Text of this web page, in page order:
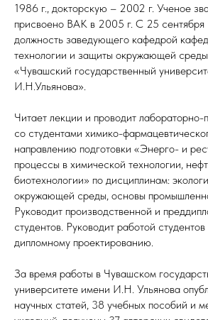
1986 г., докторскую – 2002 г. Ученое
присвоено ВАК в 2005 г. С 25 сентября
должность заведующего кафедрой
технологии и защиты окружающей
«Чувашский государственный
И.Н.Ульянова».
Читает лекции и проводит лабораторно-
со студентами химико-
направлению подготовки «Энерго- и
процессы в химической технологии,
биотехнологии» по дисциплинам:
окружающей среды, основы
Руководит производственной и
студентов. Руководит работой
дипломному проектированию.
За время работы в Чувашском
университете имени И.Н. Ульянова
научных статей, 38 учебных пособий и